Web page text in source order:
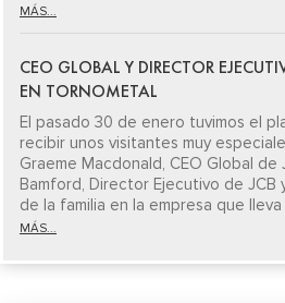
MÁS...
CEO GLOBAL Y DIRECTOR
EN TORNOMETAL
El pasado 30 de enero tuvimos el
recibir unos visitantes muy
Graeme Macdonald, CEO Global de
Bamford, Director Ejecutivo de
de la familia en la empresa que
MÁS...